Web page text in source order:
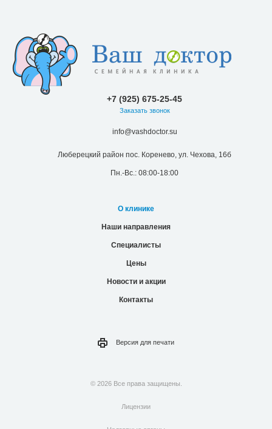
+7 (925) 675-25-45
Заказать звонок
info@vashdoctor.su
Люберецкий район пос. Коренево, ул. Чехова, 16б
Пн.-Вс.: 08:00-18:00
О клинике
Наши направления
Специалисты
Цены
Новости и акции
Контакты
Версия для печати
© 2026 Все права защищены.
Лицензии